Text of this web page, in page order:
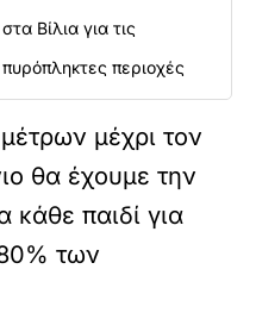
στα Βίλια για τις
πυρόπληκτες περιοχές
μέχρι τον
θα έχουμε την
παιδί για
των